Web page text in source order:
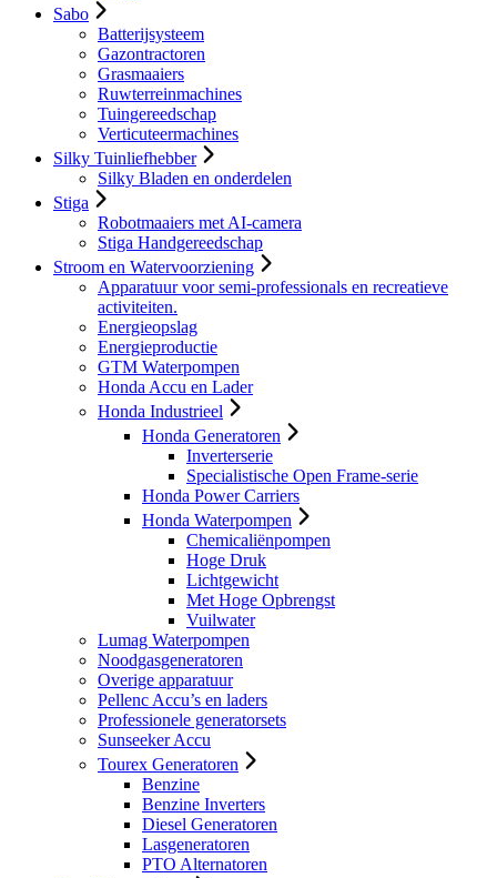
Sabo
Batterijsysteem
Gazontractoren
Grasmaaiers
Ruwterreinmachines
Tuingereedschap
Verticuteermachines
Silky Tuinliefhebber
Silky Bladen en onderdelen
Stiga
Robotmaaiers met AI-camera
Stiga Handgereedschap
Stroom en Watervoorziening
Apparatuur voor semi-professionals en recreatieve
activiteiten.
Energieopslag
Energieproductie
GTM Waterpompen
Honda Accu en Lader
Honda Industrieel
Honda Generatoren
Inverterserie
Specialistische Open Frame-serie
Honda Power Carriers
Honda Waterpompen
Chemicaliënpompen
Hoge Druk
Lichtgewicht
Met Hoge Opbrengst
Vuilwater
Lumag Waterpompen
Noodgasgeneratoren
Overige apparatuur
Pellenc Accu’s en laders
Professionele generatorsets
Sunseeker Accu
Tourex Generatoren
Benzine
Benzine Inverters
Diesel Generatoren
Lasgeneratoren
PTO Alternatoren